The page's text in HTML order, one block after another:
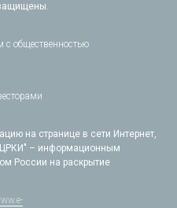
с общественностью
на странице в сети Интернет,
– информационным
России на раскрытие